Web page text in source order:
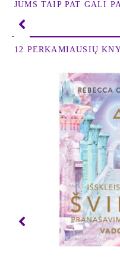
JUMS TAIP PAT GALI
12 PERKAMIAUSIŲ